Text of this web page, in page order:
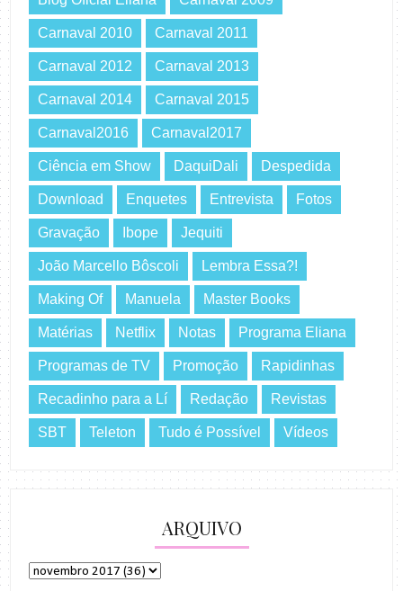
Carnaval 2010 Carnaval 2011
Carnaval 2012 Carnaval 2013
Carnaval 2014 Carnaval 2015
Carnaval2016 Carnaval2017
Ciência em Show DaquiDali Despedida
Download Enquetes Entrevista Fotos
Gravação Ibope Jequiti
João Marcello Bôscoli Lembra Essa?!
Making Of Manuela Master Books
Matérias Netflix Notas Programa Eliana
Programas de TV Promoção Rapidinhas
Recadinho para a Lí Redação Revistas
SBT Teleton Tudo é Possível Vídeos
ARQUIVO